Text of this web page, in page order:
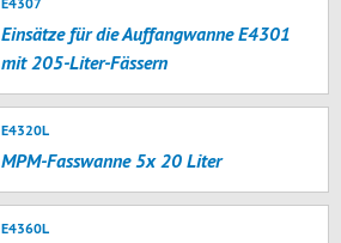
Einsätze für die Auffangwanne E4301
mit 205-Liter-Fässern
E4320L
MPM-Fasswanne 5x 20 Liter
E4360L